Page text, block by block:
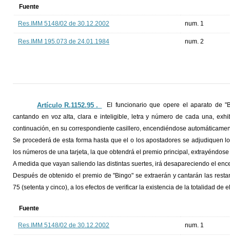
Fuente
Res.IMM 5148/02 de 30.12.2002 num. 1
Res.IMM 195.073 de 24.01.1984 num. 2
Artículo R.1152.95 ._
El funcionario que opere el aparato de
cantando en voz alta, clara e inteligible, letra y número de cada una,
continuación, en su correspondiente casillero, encendiéndose
Se procederá de esta forma hasta que el o los apostadores se adjudiquen
los números de una tarjeta, la que obtendrá el premio principal,
A medida que vayan saliendo las distintas suertes, irá desapareciendo el
Después de obtenido el premio de "Bingo" se extraerán y cantarán las
75 (setenta y cinco), a los efectos de verificar la existencia de la totalidad de
Fuente
Res.IMM 5148/02 de 30.12.2002 num. 1